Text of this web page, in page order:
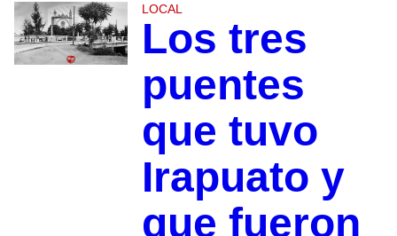
LOCAL
Los tres
puentes
que tuvo
Irapuato y
que fueron